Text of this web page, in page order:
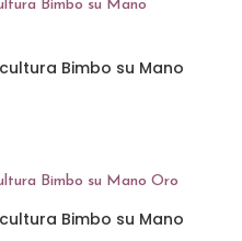
Bimbo su Mano
Bimbo su Mano